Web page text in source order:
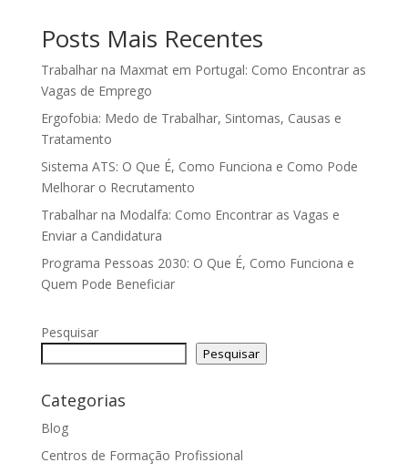
Posts Mais Recentes
Trabalhar na Maxmat em Portugal: Como Encontrar as
Vagas de Emprego
Ergofobia: Medo de Trabalhar, Sintomas, Causas e
Tratamento
Sistema ATS: O Que É, Como Funciona e Como Pode
Melhorar o Recrutamento
Trabalhar na Modalfa: Como Encontrar as Vagas e
Enviar a Candidatura
Programa Pessoas 2030: O Que É, Como Funciona e
Quem Pode Beneficiar
Pesquisar
Pesquisar
Categorias
Blog
Centros de Formação Profissional